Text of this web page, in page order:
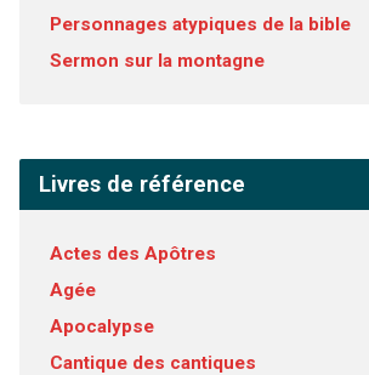
Personnages atypiques de la bible
Sermon sur la montagne
Livres de référence
Actes des Apôtres
Agée
Apocalypse
Cantique des cantiques